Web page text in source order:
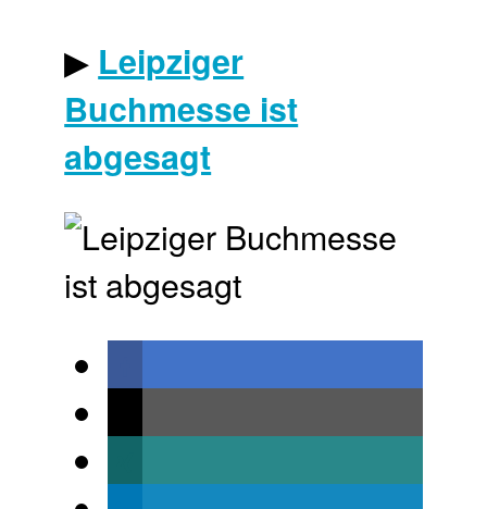
▶ Leipziger
Buchmesse ist
abgesagt